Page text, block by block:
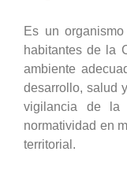
Es un
habitantes de la
ambiente
desarrollo, salud
vigilancia de la
normatividad en
territorial.